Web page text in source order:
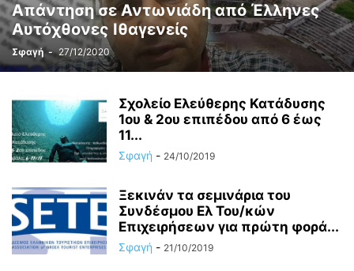
Απάντηση σε Αντωνιάδη από Έλληνες
Αυτόχθονες Ιθαγενείς
Σφαγή - 27/12/2020
Σχολείο Ελεύθερης Κατάδυσης
1ου & 2ου επιπέδου από 6 έως
11...
Σφαγή - 24/10/2019
Ξεκινάν τα σεμινάρια του
Συνδέσμου Ελ Του/κών
Επιχειρήσεων για πρώτη φορά...
Σφαγή - 21/10/2019